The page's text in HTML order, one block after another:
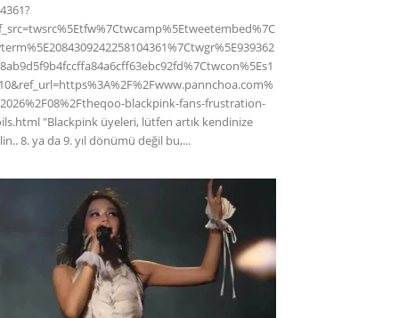
blackpink-fans-frustration-
"Blackpink üyeleri, lütfen artık kendinize
8. ya da 9. yıl dönümü değil bu,...